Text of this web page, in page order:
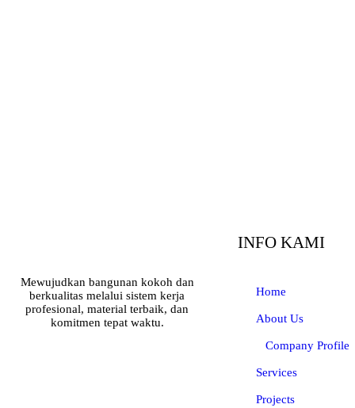
Mewujudkan bangunan kokoh dan
berkualitas melalui sistem kerja
profesional, material terbaik, dan
komitmen tepat waktu.
INFO KAMI
Home
About Us
Company Profile
Services
Projects